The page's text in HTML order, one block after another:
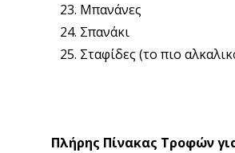
Μπανάνες
Σπανάκι
Σταφίδες (το πιο
Πλήρης Πίνακας Τροφών